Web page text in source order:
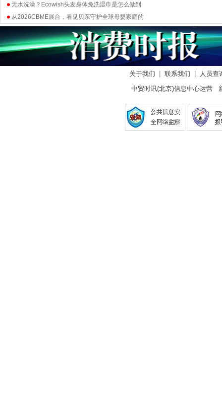
无水洗澡？Ecowish头发身体免洗湿巾是怎么做到
从2026CBME展台，看见贝亲守护全球母婴家庭的
关于我们 联系我们
人员查
中贸时讯(北京)信息中心运营